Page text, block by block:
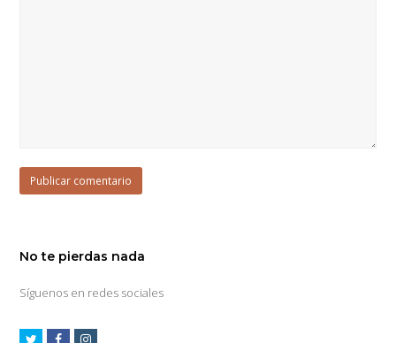
No te pierdas nada
Síguenos en redes sociales